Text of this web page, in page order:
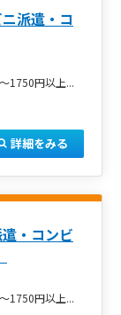
派遣・コ
1750円以上...
詳細をみる
・コンビ
1750円以上...